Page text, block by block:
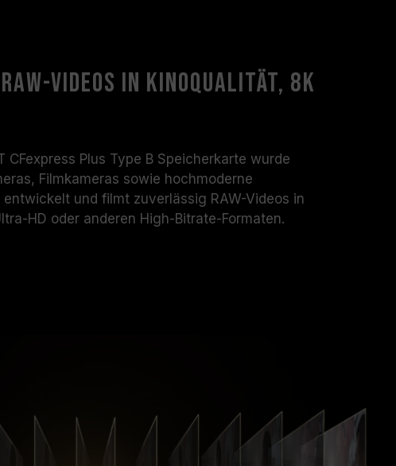
Videos in Kinoqualität, 8K
CFexpress Plus Type B Speicherkarte wurde
Filmkameras sowie hochmoderne
und filmt zuverlässig RAW-Videos in
HD oder anderen High-Bitrate-Formaten.